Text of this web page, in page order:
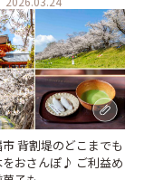
背割堤のどこまでも
おさんぽ♪ ご利益め